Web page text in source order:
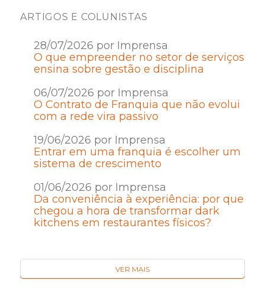
ARTIGOS E COLUNISTAS
28/07/2026 por Imprensa
O que empreender no setor de serviços
ensina sobre gestão e disciplina
06/07/2026 por Imprensa
O Contrato de Franquia que não evolui
com a rede vira passivo
19/06/2026 por Imprensa
Entrar em uma franquia é escolher um
sistema de crescimento
01/06/2026 por Imprensa
Da conveniência à experiência: por que
chegou a hora de transformar dark
kitchens em restaurantes físicos?
VER MAIS